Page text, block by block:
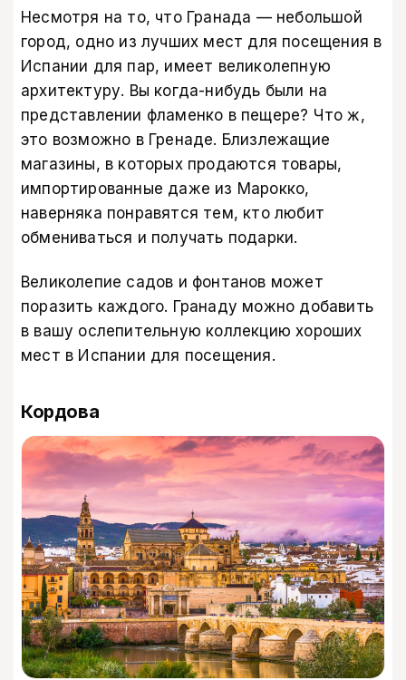
Несмотря на то, что Гранада — небольшой
город, одно из лучших мест для посещения в
Испании для пар, имеет великолепную
архитектуру. Вы когда-нибудь были на
представлении фламенко в пещере? Что ж,
это возможно в Гренаде. Близлежащие
магазины, в которых продаются товары,
импортированные даже из Марокко,
наверняка понравятся тем, кто любит
обмениваться и получать подарки.
Великолепие садов и фонтанов может
поразить каждого. Гранаду можно добавить
в вашу ослепительную коллекцию хороших
мест в Испании для посещения.
Кордова